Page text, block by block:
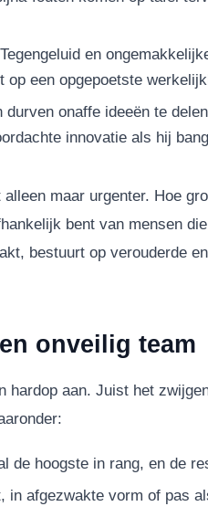
Tegengeluid en
een opgepoetste
durven onaffe ideeën te
innovatie als hij
alleen maar urgenter. Hoe
bent van mensen
bestuurt op verouderde
onveilig team
hardop aan. Juist het
de hoogste in rang, en de
in afgezwakte vorm of pas